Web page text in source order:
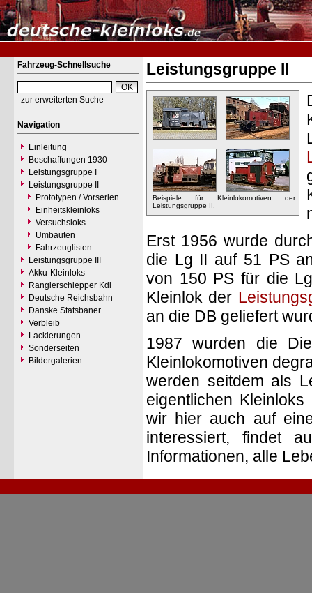
Fahrzeug-Schnellsuche
zur erweiterten Suche
Navigation
Einleitung
Beschaffungen 1930
Leistungsgruppe I
Leistungsgruppe II
Prototypen / Vorserien
Einheitskleinloks
Versuchsloks
Umbauten
Fahrzeuglisten
Leistungsgruppe III
Akku-Kleinloks
Rangierschlepper Kdl
Deutsche Reichsbahn
Danske Statsbaner
Verbleib
Lackierungen
Sonderseiten
Bildergalerien
Leistungsgruppe II
Beispiele für Kleinlokomotiven der
Leistungsgruppe II.
Erst 1956 wurde
die Lg II auf 51 PS
von 150 PS für die
Kleinlok der
an die DB geliefert
1987 wurden die
Kleinlokomotiven
werden seitdem als
eigentlichen
wir hier auch auf
interessiert, findet
Informationen, alle